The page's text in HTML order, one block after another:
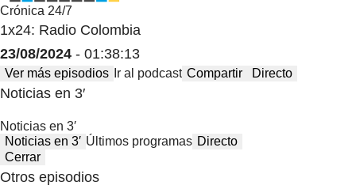
Crónica 24/7
1x24: Radio Colombia
23/08/2024 - 01:38:13
Ver más episodios Ir al podcast Compartir Directo
Noticias en 3′
Noticias en 3′
Noticias en 3′ Últimos programas Directo
Cerrar
Otros episodios